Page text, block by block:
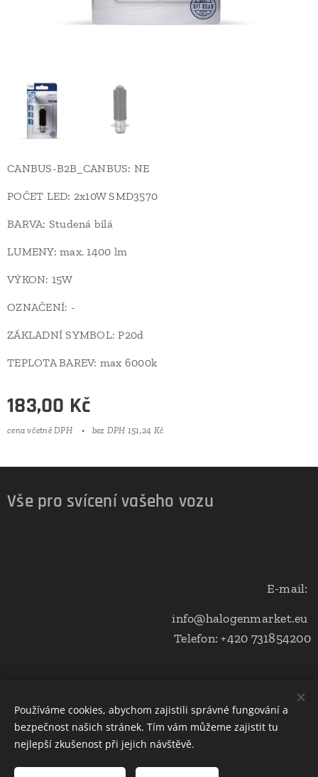
CANBUS-B2B_CANBUS: NE
POČET LED: 2x10W SMD3570
BARVA: Studená bílá
LUMENY: max. 1400 lm
VÝKON: 15W
OZNAČENÍ: -
ZÁKLADNÍ SYMBOL: P20d
TEPLOTA BAREV: max 6000k
183,00 Kč
cena včetně DPH bez DPH 151,24 Kč
Vše pro svícení vašeho vozu
E-mail:
info@halogenmarket.eu
Telefon: +420 731854200
Obchodní podmínky a ochrana soukromí
Cookies
Používáme cookies, abychom zajistili správné fungování a
bezpečnost našich stránek. Tím vám můžeme zajistit tu
nejlepší zkušenost při jejich návštěvě.